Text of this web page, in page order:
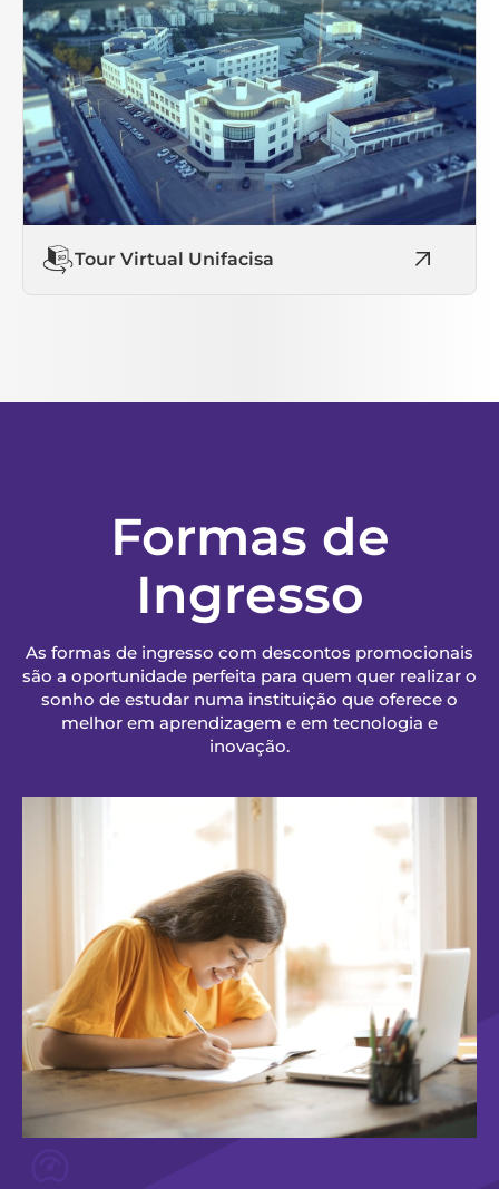
Tour Virtual Unifacisa
Formas de
Ingresso
As formas de ingresso com descontos promocionais
são a oportunidade perfeita para quem quer realizar o
sonho de estudar numa instituição que oferece o
melhor em aprendizagem e em tecnologia e
inovação.